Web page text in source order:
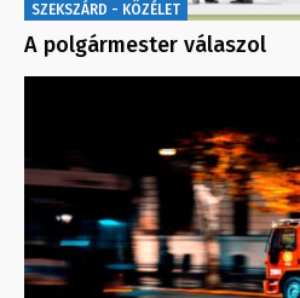
SZEKSZÁRD - KÖZÉLET
A polgármester válaszol